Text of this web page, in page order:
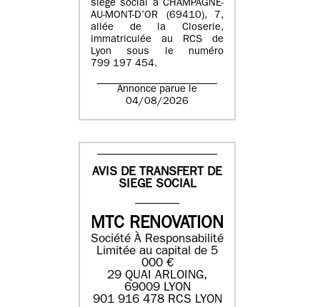
siège social à CHAMPAGNE-
AU-MONT-D’OR (69410), 7,
allée de la Closerie,
immatriculée au RCS de
Lyon sous le numéro
799 197 454.
Annonce parue le
04/08/2026
AVIS DE TRANSFERT DE
SIEGE SOCIAL
MTC RENOVATION
Société À Responsabilité
Limitée au capital de 5
000 €
29 QUAI ARLOING,
69009 LYON
901 916 478 RCS LYON